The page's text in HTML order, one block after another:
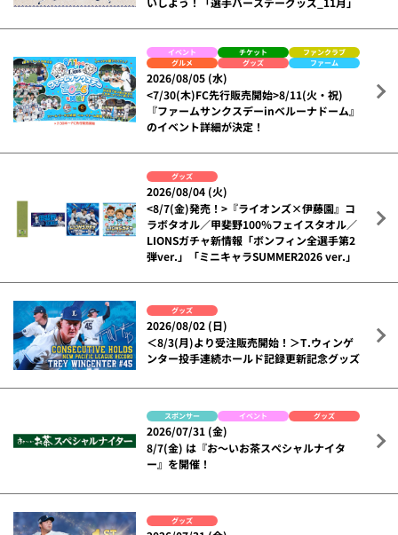
イベント チケット
ファンクラブ
グルメ
グッズ ファーム
2026/08/05 (水)
<7/30(木)FC先行販売開始>8/11(火・祝)
『ファームサンクスデーinベルーナドーム』
のイベント詳細が決定！
グッズ
2026/08/04 (火)
<8/7(金)発売！>『ライオンズ×伊藤園』コ
ラボタオル／甲斐野100％フェイスタオル／
LIONSガチャ新情報「ボンフィン全選手第2
弾ver.」「ミニキャラSUMMER2026 ver.」
グッズ
2026/08/02 (日)
＜8/3(月)より受注販売開始！＞T.ウィンゲ
ンター投手連続ホールド記録更新記念グッズ
スポンサー イベント グッズ
2026/07/31 (金)
8/7(金) は『お～いお茶スペシャルナイタ
ー』を開催！
グッズ